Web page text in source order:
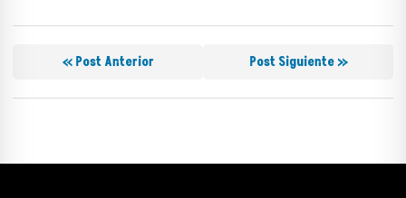
« Post Anterior Post Siguiente »